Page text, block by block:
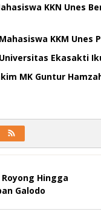
KKN Unes
KKM Unes
Ekasakti
MK Guntur
Hingga
Galodo